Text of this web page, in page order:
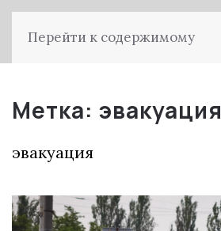
Перейти к содержимому
Метка: эвакуация
эвакуация